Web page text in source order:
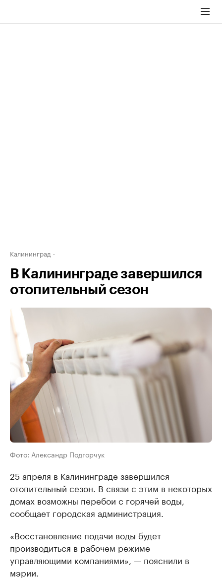
Калининград
В Калининграде завершился
отопительный сезон
Фото: Александр Подгорчук
25 апреля в Калининграде завершился
отопительный сезон. В связи с этим в некоторых
домах возможны перебои с горячей воды,
сообщает городская администрация.
«Восстановление подачи воды будет
производиться в рабочем режиме
управляющими компаниями», — пояснили в
мэрии.